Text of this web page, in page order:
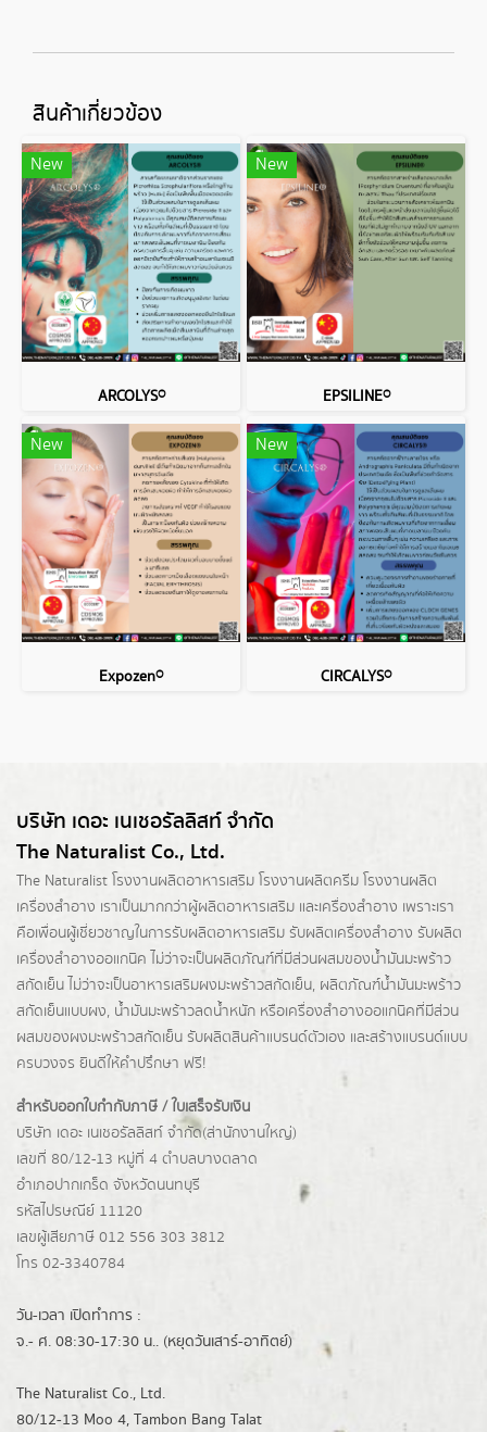
สินค้าเกี่ยวข้อง
New
ARCOLYS®
New
EPSILINE®
New
Expozen®
New
CIRCALYS®
บริษัท เดอะ เนเชอรัลลิสท์ จำกัด
The Naturalist Co., Ltd.
The Naturalist โรงงานผลิตอาหารเสริม โรงงานผลิตครีม โรงงานผลิต
เครื่องสำอาง เราเป็นมากกว่าผู้ผลิตอาหารเสริม และเครื่องสำอาง เพราะเรา
คือเพื่อนผู้เชี่ยวชาญในการรับผลิตอาหารเสริม รับผลิตเครื่องสำอาง รับผลิต
เครื่องสำอางออแกนิค ไม่ว่าจะเป็นผลิตภัณฑ์ที่มีส่วนผสมของน้ำมันมะพร้าว
สกัดเย็น ไม่ว่าจะเป็นอาหารเสริมผงมะพร้าวสกัดเย็น, ผลิตภัณฑ์น้ำมันมะพร้าว
สกัดเย็นแบบผง, น้ำมันมะพร้าวลดน้ำหนัก หรือเครื่องสำอางออแกนิคที่มีส่วน
ผสมของผงมะพร้าวสกัดเย็น รับผลิตสินค้าแบรนด์ตัวเอง และสร้างแบรนด์แบบ
ครบวงจร ยินดีให้คำปรึกษา ฟรี!
สำหรับออกใบกำกับภาษี / ใบเสร็จรับเงิน
บริษัท เดอะ เนเชอรัลลิสท์ จำกัด(ส่านักงานใหญ่)
เลขที่ 80/12-13 หมู่ที่ 4 ตำบลบางตลาด
อำเภอปากเกร็ด จังหวัดนนทบุรี
รหัสไปรษณีย์ 11120
เลขผู้เสียภาษี 012 556 303 3812
โทร 02-3340784
วัน-เวลา เปิดทำการ :
จ.- ศ. 08:30-17:30 น.. (หยุดวันเสาร์-อาทิตย์)
The Naturalist Co., Ltd.
80/12-13 Moo 4, Tambon Bang Talat